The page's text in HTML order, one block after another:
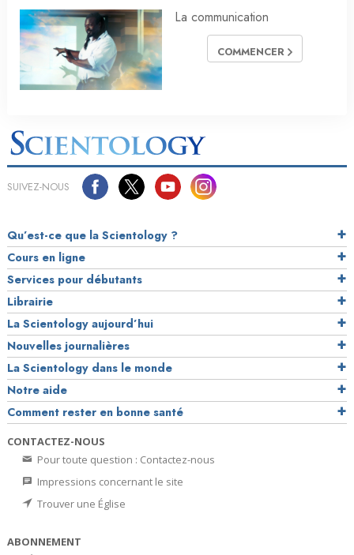
La communication
COMMENCER
SUIVEZ-NOUS
Qu’est-ce que la Scientology ?
Cours en ligne
Services pour débutants
Librairie
La Scientology aujourd’hui
Nouvelles journalières
La Scientology dans le monde
Notre aide
Comment rester en bonne santé
CONTACTEZ-NOUS
Pour toute question : Contactez-nous
Impressions concernant le site
Trouver une Église
ABONNEMENT